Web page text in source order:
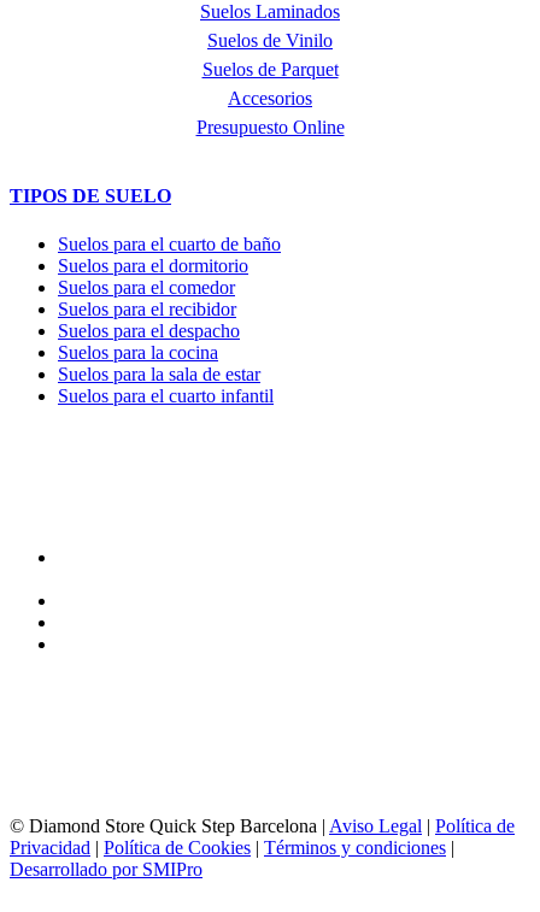
Suelos Laminados
Suelos de Vinilo
Suelos de Parquet
Accesorios
Presupuesto Online
TIPOS DE SUELO
Suelos para el cuarto de baño
Suelos para el dormitorio
Suelos para el comedor
Suelos para el recibidor
Suelos para el despacho
Suelos para la cocina
Suelos para la sala de estar
Suelos para el cuarto infantil
© Diamond Store Quick Step Barcelona | Aviso Legal | Política de
Privacidad | Política de Cookies | Términos y condiciones |
Desarrollado por SMIPro